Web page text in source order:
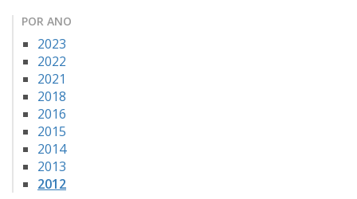
POR ANO
2023
2022
2021
2018
2016
2015
2014
2013
2012